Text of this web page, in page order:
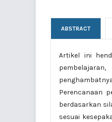
ABSTRACT
Artikel ini
Perencanaan
berdasarkan
sesuai